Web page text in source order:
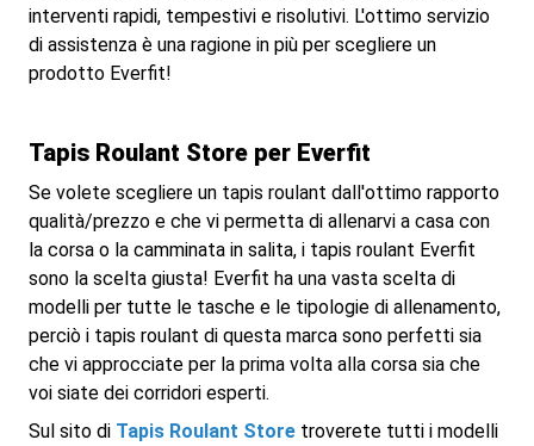
interventi rapidi, tempestivi e risolutivi. L'ottimo servizio
di assistenza è una ragione in più per scegliere un
prodotto Everfit!
Tapis Roulant Store per Everfit
Se volete scegliere un tapis roulant dall'ottimo rapporto
qualità/prezzo e che vi permetta di allenarvi a casa con
la corsa o la camminata in salita, i tapis roulant Everfit
sono la scelta giusta! Everfit ha una vasta scelta di
modelli per tutte le tasche e le tipologie di allenamento,
perciò i tapis roulant di questa marca sono perfetti sia
che vi approcciate per la prima volta alla corsa sia che
voi siate dei corridori esperti.
Sul sito di Tapis Roulant Store troverete tutti i modelli